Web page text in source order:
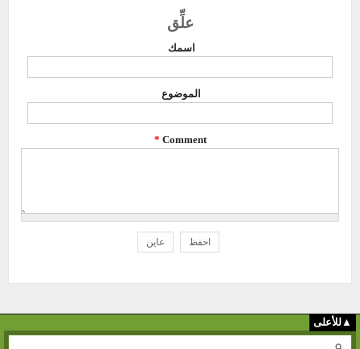
علِّق
‏اسمك ‏
‏الموضوع ‏
‏Comment ‏
*
▲للأعلى